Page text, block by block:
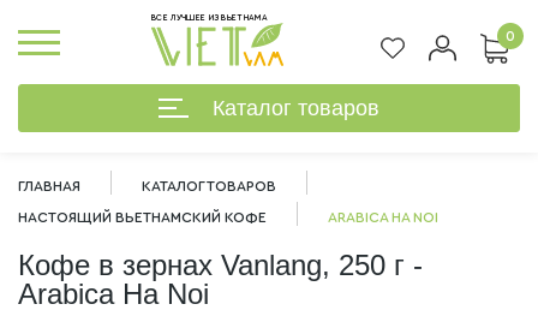
ВСЕ ЛУЧШЕЕ ИЗ ВЬЕТНАМА
0
Каталог товаров
ГЛАВНАЯ КАТАЛОГ ТОВАРОВ
НАСТОЯЩИЙ ВЬЕТНАМСКИЙ КОФЕ ARABICA HA NOI
Кофе в зернах Vanlang, 250 г -
Arabica Ha Noi